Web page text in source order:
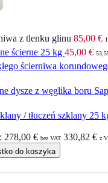
z tlenku glinu 85,00 €
ścierne 25 kg 45,00 €
ścierniwa
dysze z węglika boru
/ tłuczeń szklany 25
278,00 € bez VAT 330,82 € z
do koszyka